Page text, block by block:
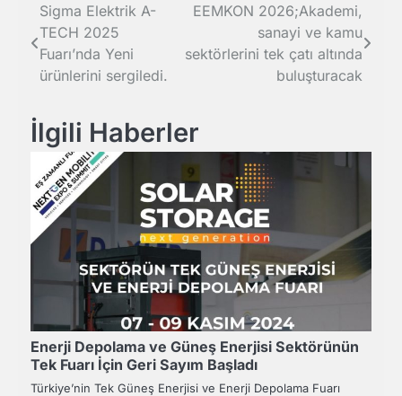
Yazı
gezinmesi
Sigma Elektrik A-
TECH 2025
Fuarı’nda Yeni
ürünlerini sergiledi.
EEMKON 2026;Akademi,
sanayi ve kamu
sektörlerini tek çatı altında
buluşturacak
İlgili Haberler
Enerji Depolama ve Güneş Enerjisi Sektörünün
Tek Fuarı İçin Geri Sayım Başladı
Türkiye’nin Tek Güneş Enerjisi ve Enerji Depolama Fuarı